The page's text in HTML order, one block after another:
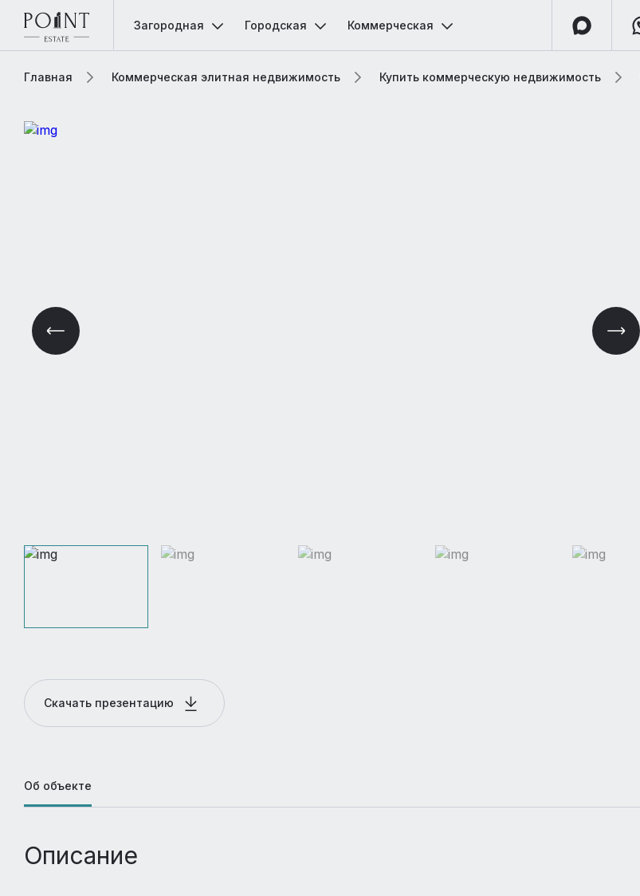
Загородная Городская Коммерческая
Главная Коммерческая элитная недвижимость Купить коммерческую недвижимость
Скачать презентацию
Об объекте
Описание